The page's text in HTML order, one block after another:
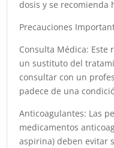
dosis y se recomienda
Precauciones
Consulta Médica: Este
un sustituto del
consultar con un
padece de una
Anticoagulantes: Las
medicamentos
aspirina) deben evitar